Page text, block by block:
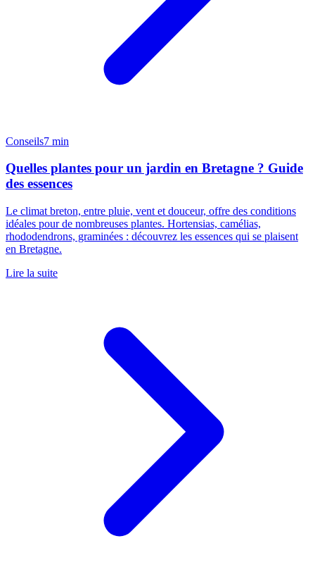
Conseils7 min
Quelles plantes pour un jardin en Bretagne ? Guide
des essences
Le climat breton, entre pluie, vent et douceur, offre des conditions
idéales pour de nombreuses plantes. Hortensias, camélias,
rhododendrons, graminées : découvrez les essences qui se plaisent
en Bretagne.
Lire la suite